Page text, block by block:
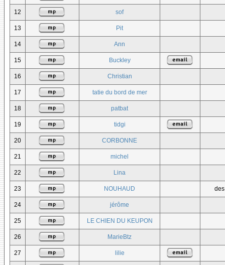
12 sof
13 Pit
14 Ann
15 Buckley
16 Christian
17 tatie du bord de mer
18 patbat
19 tidgi
20 CORBONNE
21 michel
22 Lina
23 NOUHAUD
24 jérôme
25 LE CHIEN DU KEUPON
26 MarieBtz
27 lilie